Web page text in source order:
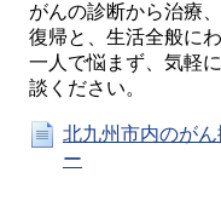
がんの診断から治療
復帰と、生活全般に
一人で悩まず、気軽
談ください。
北九州市内のが
ー